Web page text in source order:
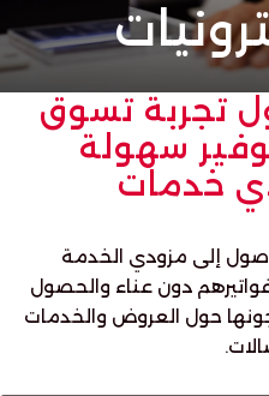
تجربة تسوق
سهولة
خدمات
إلى مزودي الخدمة
دون عناء والحصول
حول العروض والخدمات